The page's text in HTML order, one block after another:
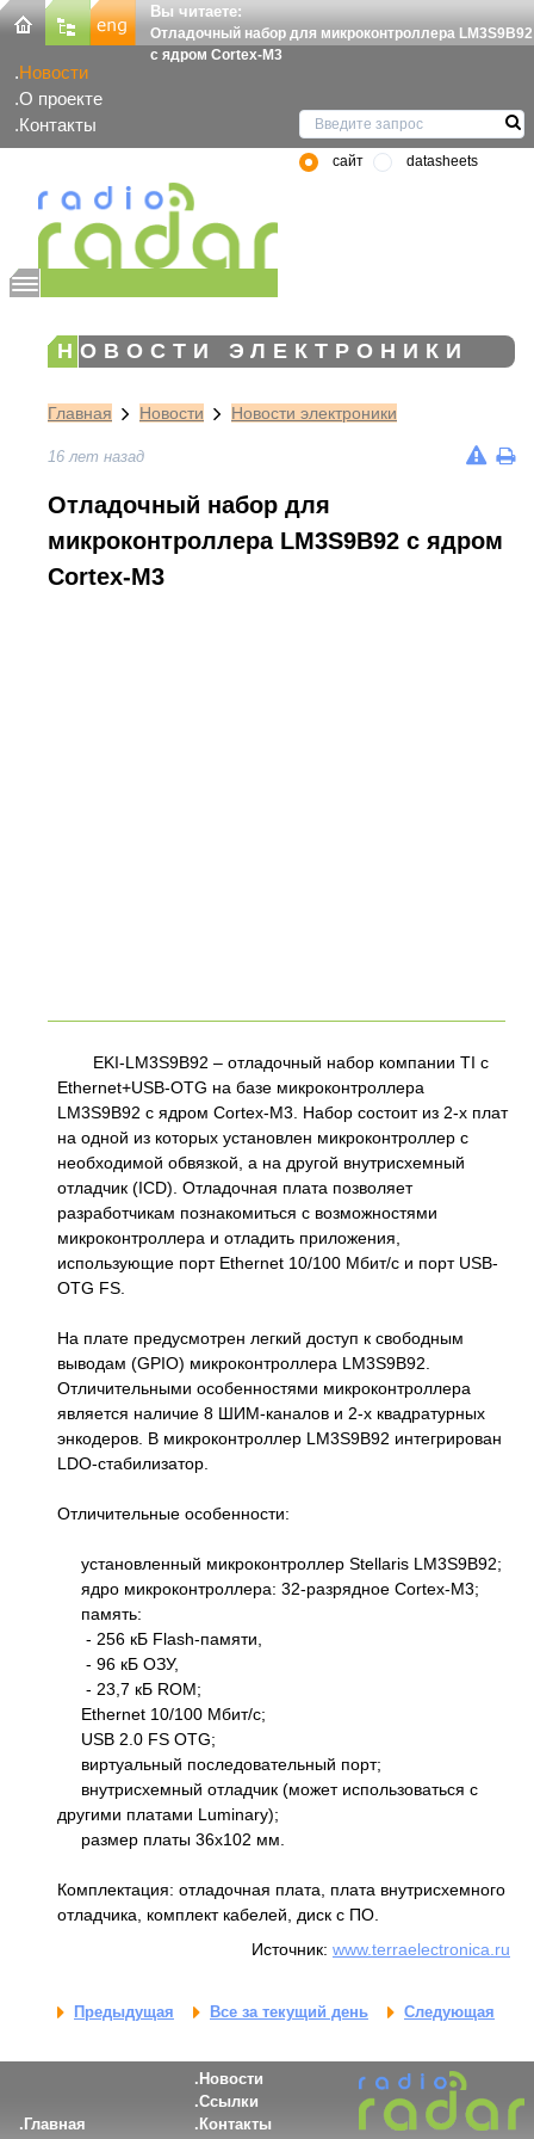
Вы читаете:
Отладочный набор для микроконтроллера LM3S9B92
с ядром Cortex-M3
Новости
О проекте
Контакты
сайт datasheets
НОВОСТИ ЭЛЕКТРОНИКИ
Главная Новости Новости электроники
16 лет назад
Отладочный набор для
микроконтроллера LM3S9B92 с ядром
Cortex-M3
EKI-LM3S9B92 – отладочный набор компании TI с
Ethernet+USB-OTG на базе микроконтроллера
LM3S9B92 с ядром Cortex-M3. Набор состоит из 2-х плат
на одной из которых установлен микроконтроллер с
необходимой обвязкой, а на другой внутрисхемный
отладчик (ICD). Отладочная плата позволяет
разработчикам познакомиться с возможностями
микроконтроллера и отладить приложения,
использующие порт Ethernet 10/100 Мбит/c и порт USB-
OTG FS.
На плате предусмотрен легкий доступ к свободным
выводам (GPIO) микроконтроллера LM3S9B92.
Отличительными особенностями микроконтроллера
является наличие 8 ШИМ-каналов и 2-х квадратурных
энкодеров. В микроконтроллер LM3S9B92 интегрирован
LDO-стабилизатор.
Отличительные особенности:
установленный микроконтроллер Stellaris LM3S9B92;
ядро микроконтроллера: 32-разрядное Cortex-M3;
память:
- 256 кБ Flash-памяти,
- 96 кБ ОЗУ,
- 23,7 кБ ROM;
Ethernet 10/100 Мбит/с;
USB 2.0 FS OTG;
виртуальный последовательный порт;
внутрисхемный отладчик (может использоваться с
другими платами Luminary);
размер платы 36х102 мм.
Комплектация: отладочная плата, плата внутрисхемного
отладчика, комплект кабелей, диск с ПО.
Источник: www.terraelectronica.ru
Предыдущая Все за текущий день Следующая
Главная
Новости
Ссылки
Контакты